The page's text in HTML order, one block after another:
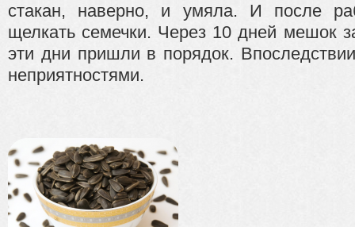
стакан, наверно, и умяла. И после
щелкать семечки. Через 10 дней мешок
эти дни пришли в порядок.
неприятностями.